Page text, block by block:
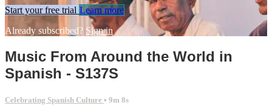
Start your free trial Learn more
Already subscribed? Sign in
Music From Around the World in
Spanish - S137S
Celebrating Spanish Culture • 9m 8s